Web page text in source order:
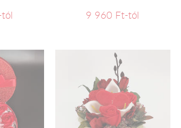
9 960 Ft-tól